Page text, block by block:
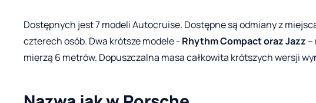
Dostępnych jest 7 modeli Autocruise. Dostępne są odmiany z
czterech osób. Dwa krótsze modele - Rhythm Compact oraz Jazz –
mierzą 6 metrów. Dopuszczalna masa całkowita krótszych wersji